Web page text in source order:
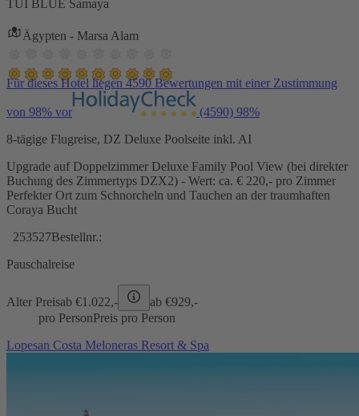
TUI BLUE Samaya
Ägypten - Marsa Alam
Für dieses Hotel liegen 4590 Bewertungen mit einer Zustimmung
von 98% vor (4590) 98%
8-tägige Flugreise, DZ Deluxe Poolseite inkl. AI
Upgrade auf Doppelzimmer Deluxe Family Pool View (bei direkter
Buchung des Zimmertyps DZX2) - Wert: ca. € 220,- pro Zimmer
Perfekter Ort zum Schnorcheln und Tauchen an der traumhaften
Coraya Bucht
253527Bestellnr.:
Pauschalreise
Alter Preisab €1.022,- ab €929,-
pro PersonPreis pro Person
Lopesan Costa Meloneras Resort & Spa